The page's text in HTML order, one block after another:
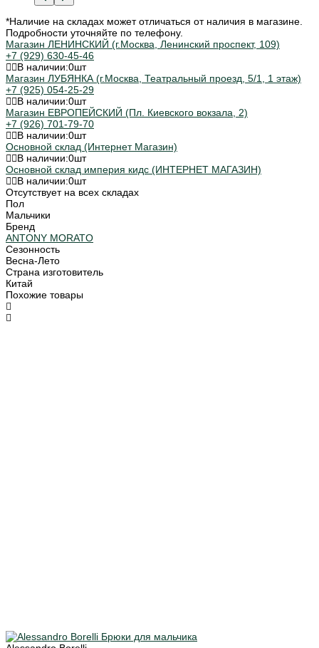
*Наличие на складах может отличаться от наличия в магазине.
Подробности уточняйте по телефону.
Магазин ЛЕНИНСКИЙ (г.Москва, Ленинский проспект, 109)
+7 (929) 630-45-46
В наличии:0шт
Магазин ЛУБЯНКА (г.Москва, Театральный проезд, 5/1, 1 этаж)
+7 (925) 054-25-29
В наличии:0шт
Магазин ЕВРОПЕЙСКИЙ (Пл. Киевского вокзала, 2)
+7 (926) 701-79-70
В наличии:0шт
Основной склад (Интернет Магазин)
В наличии:0шт
Основной склад империя кидс (ИНТЕРНЕТ МАГАЗИН)
В наличии:0шт
Отсутствует на всех складах
Пол
Мальчики
Бренд
ANTONY MORATO
Сезонность
Весна-Лето
Страна изготовитель
Китай
Похожие товары